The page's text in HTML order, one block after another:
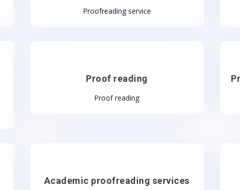
Proofreading service
Proof reading
Proof reading
Academic proofreading services